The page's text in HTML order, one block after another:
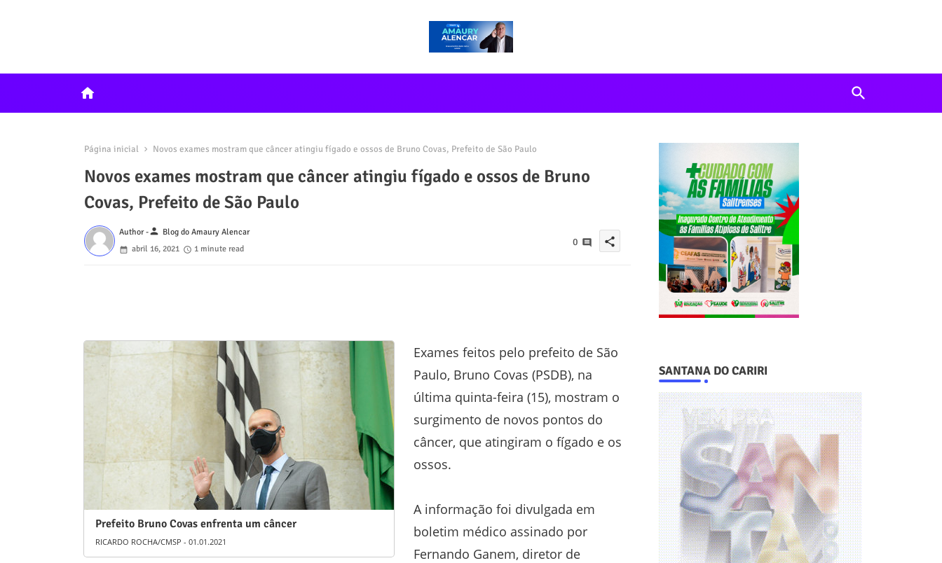
home
Página inicial Novos exames mostram que câncer atingiu fígado e ossos de Bruno Covas, Prefeito de São Paulo
Novos exames mostram que câncer atingiu fígado e ossos de Bruno
Covas, Prefeito de São Paulo
Author -person Blog do Amaury Alencar
abril 16, 2021
1 minute read
0 share
Prefeito Bruno Covas enfrenta um câncer
RICARDO ROCHA/CMSP - 01.01.2021
Exames feitos pelo prefeito de São
Paulo, Bruno Covas (PSDB), na
última quinta-feira (15), mostram o
surgimento de novos pontos do
câncer, que atingiram o fígado e os
ossos.
A informação foi divulgada em
boletim médico assinado por
Fernando Ganem, diretor de
SANTANA DO CARIRI